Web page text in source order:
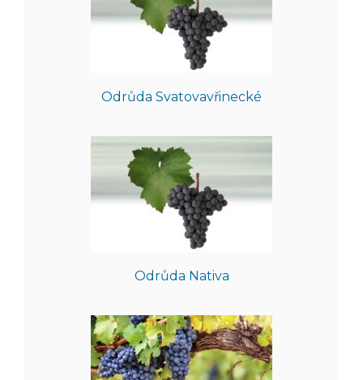
Odrůda Svatovavřinecké
Odrůda Nativa